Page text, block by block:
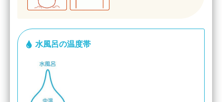
水風呂の温度帯